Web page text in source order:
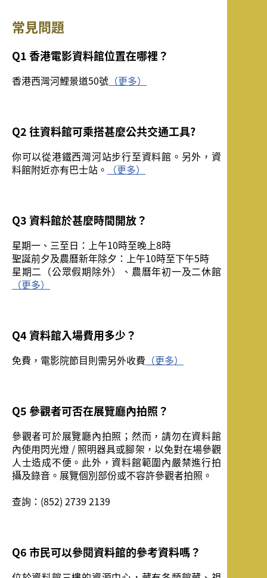
常見問題
Q1 香港電影資料館位置在哪裡？
香港西灣河鯉景道50號 （更多）
Q2 往資料館可乘搭甚麼公共交通工具?
你可以從港鐵西灣河站步行至資料館。另外，資
料館附近亦有巴士站。
（更多）
Q3 資料館於甚麼時間開放？
星期一、三至日：上午10時至晚上8時
聖誕前夕及農曆新年除夕：上午10時至下午5時
星期二（公眾假期除外）、農曆年初一及二休館
（更多）
Q4 資料館入場費用多少？
免費，電影院節目則需另外收費 （更多）
Q5 參觀者可否在展覽廳內拍照？
參觀者可於展覽廳內拍照；然而，請勿在資料館
內使用閃光燈 / 照明器具或腳架，以免對在場參觀
人士造成不便。此外，資料館範圍內嚴禁進行拍
攝及錄音。展覽個別部份或不容許參觀者拍照。
查詢：(852) 2739 2139
Q6 市民可以參閱資料館的參考資料嗎？